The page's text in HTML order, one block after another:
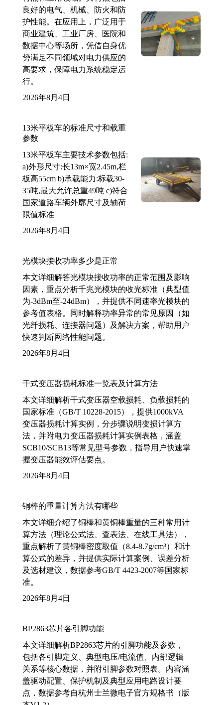
良好的电气、机械、防火和防
护性能。在应用上，广泛用于
商业建筑、工业厂房、医院和
数据中心等场所，凭借自身优
势满足不同领域对电力供应的
高要求，保障电力系统稳定运
行。
2026年8月4日
13米平板车的标准尺寸和载重
参数
13米平板车主要技术参数包括:
a)外形尺寸:长13m×宽2.45m,栏
板高55cm b)承载能力:标载30-
35吨,最大允许总重49吨 c)符合
国家道路车辆外廓尺寸及轴荷
限值标准
2026年8月4日
光模块接收功率多少是正常
本文详细解答光模块接收功率的正常范围及影响
因素，重点分析千兆光模块的收光标准（典型值
为-3dBm至-24dBm），并提供不同速率光模块的
参考值表格。同时解释功率异常的常见原因（如
光纤损耗、连接器问题）及解决方案，帮助用户
快速判断网络性能问题。
2026年8月4日
干式变压器损耗标准一览表及计算方法
本文详细解析干式变压器空载损耗、负载损耗的
国家标准（GB/T 10228-2015），提供1000kVA
变压器损耗计算实例，分步骤说明变损计算方
法，并附电力变压器损耗计算实例表格，涵盖
SCB10/SCB13等常见型号参数，指导用户快速掌
握变压器能效评估要点。
2026年8月4日
铜棒的重量计算方法有哪些
本文详细介绍了铜棒和黄铜棒重量的三种常用计
算方法（理论公式法、查表法、在线工具法），
重点解析了黄铜棒密度取值（8.4-8.7g/cm³）和计
算公式的差异，并提供实际计算案例、误差分析
及选材建议，数据参考GB/T 4423-2007等国家标
准。
2026年8月4日
BP2863芯片各引脚功能
本文详细解析BP2863芯片的引脚功能及参数，
包括各引脚定义、典型电压/电流值、内部逻辑
关系等核心数据，并附引脚参数对照表。内容涵
盖驱动配置、保护机制及典型应用电路设计要
点，数据参考自杭州士兰微电子官方规格书（版